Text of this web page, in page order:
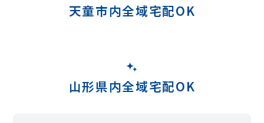
天童市内全域宅配OK
山形県内全域宅配OK